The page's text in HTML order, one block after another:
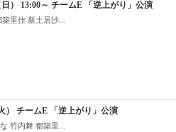
日） 13:00～ チームE 「逆上がり」公演
里佳 新土居沙...
） チームE 「逆上がり」公演
竹内舞 都築里...